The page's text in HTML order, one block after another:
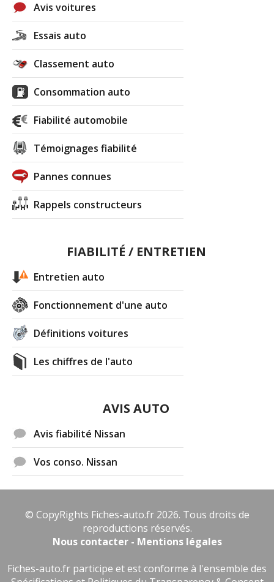
Avis voitures
Essais auto
Classement auto
Consommation auto
Fiabilité automobile
Témoignages fiabilité
Pannes connues
Rappels constructeurs
FIABILITÉ / ENTRETIEN
Entretien auto
Fonctionnement d'une auto
Définitions voitures
Les chiffres de l'auto
AVIS AUTO
Avis fiabilité Nissan
Vos conso. Nissan
© CopyRights Fiches-auto.fr 2026. Tous droits de
reproductions réservés.
Nous contacter - Mentions légales
Fiches-auto.fr participe et est conforme à l'ensemble des